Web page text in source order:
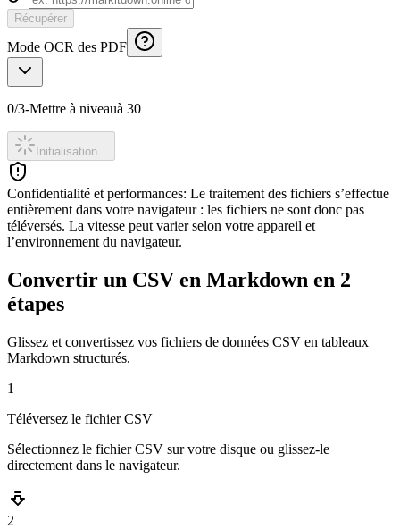
Récupérer
Mode OCR des PDF
0/3-Mettre à niveauà 30
Initialisation...
Confidentialité et performances: Le traitement des fichiers s’effectue
entièrement dans votre navigateur : les fichiers ne sont donc pas
téléversés. La vitesse peut varier selon votre appareil et
l’environnement du navigateur.
Convertir un CSV en Markdown en 2
étapes
Glissez et convertissez vos fichiers de données CSV en tableaux
Markdown structurés.
1
Téléversez le fichier CSV
Sélectionnez le fichier CSV sur votre disque ou glissez-le
directement dans le navigateur.
2